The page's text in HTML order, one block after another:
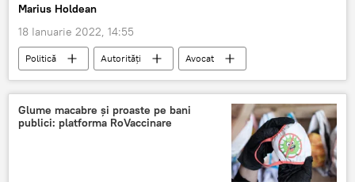
Marius Holdean
18 Ianuarie 2022, 14:55
Politică Autorități
Avocat
Gheorghe Piperea
Glume macabre și proaste pe bani
publici: platforma RoVaccinare